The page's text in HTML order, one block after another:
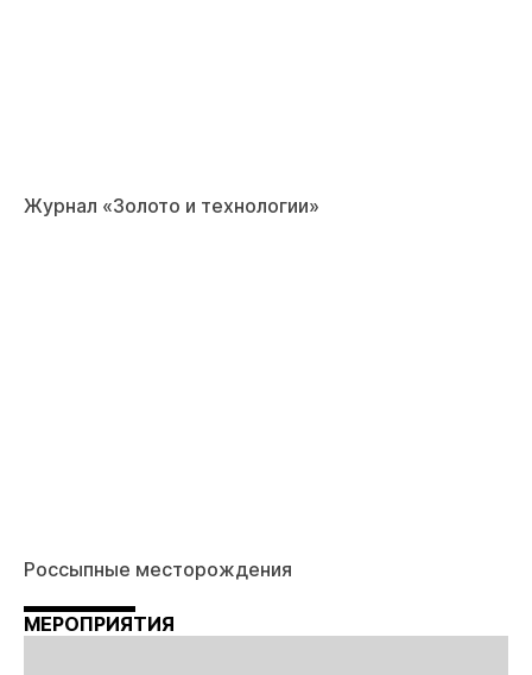
Журнал «Золото и технологии»
Россыпные месторождения
МЕРОПРИЯТИЯ